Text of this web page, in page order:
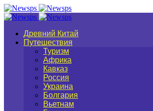
Древний Китай
Путешествия
Туризм
Африка
Кавказ
Россия
Украина
Болгария
Вьетнам